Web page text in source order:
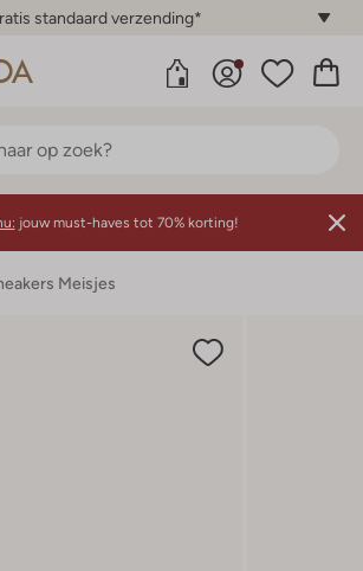
standaard verzending*
jouw must-haves tot 70% korting!
Meisjes